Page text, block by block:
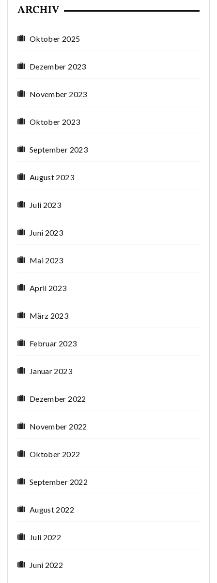
ARCHIV
Oktober 2025
Dezember 2023
November 2023
Oktober 2023
September 2023
August 2023
Juli 2023
Juni 2023
Mai 2023
April 2023
März 2023
Februar 2023
Januar 2023
Dezember 2022
November 2022
Oktober 2022
September 2022
August 2022
Juli 2022
Juni 2022